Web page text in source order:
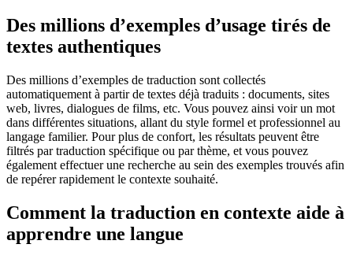
Des millions d’exemples d’usage tirés de
textes authentiques
Des millions d’exemples de traduction sont collectés
automatiquement à partir de textes déjà traduits : documents, sites
web, livres, dialogues de films, etc. Vous pouvez ainsi voir un mot
dans différentes situations, allant du style formel et professionnel au
langage familier. Pour plus de confort, les résultats peuvent être
filtrés par traduction spécifique ou par thème, et vous pouvez
également effectuer une recherche au sein des exemples trouvés afin
de repérer rapidement le contexte souhaité.
Comment la traduction en contexte aide à
apprendre une langue